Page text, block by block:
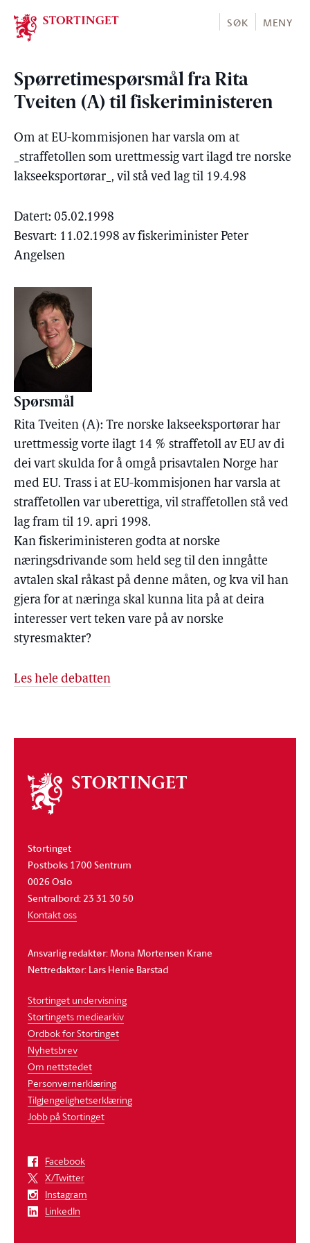
Stortinget.no
SØK MENY
Spørretimespørsmål fra Rita
Tveiten (A) til fiskeriministeren
Om at EU-kommisjonen har varsla om at
_straffetollen som urettmessig vart ilagd tre norske
lakseeksportørar_, vil stå ved lag til 19.4.98
Datert: 05.02.1998
Besvart: 11.02.1998 av fiskeriminister Peter
Angelsen
Spørsmål
Rita Tveiten (A): Tre norske lakseeksportørar har
urettmessig vorte ilagt 14 % straffetoll av EU av di
dei vart skulda for å omgå prisavtalen Norge har
med EU. Trass i at EU-kommisjonen har varsla at
straffetollen var uberettiga, vil straffetollen stå ved
lag fram til 19. apri 1998.
Kan fiskeriministeren godta at norske
næringsdrivande som held seg til den inngåtte
avtalen skal råkast på denne måten, og kva vil han
gjera for at næringa skal kunna lita på at deira
interesser vert teken vare på av norske
styresmakter?
Les hele debatten
Om
stortinget
Stortinget
Postboks 1700 Sentrum
0026 Oslo
Sentralbord: 23 31 30 50
Kontakt oss
Ansvarlig redaktør: Mona Mortensen Krane
Nettredaktør: Lars Henie Barstad
Stortinget undervisning
Stortingets mediearkiv
Ordbok for Stortinget
Nyhetsbrev
Om nettstedet
Personvernerklæring
Tilgjengelighetserklæring
Jobb på Stortinget
Facebook
X/Twitter
Instagram
LinkedIn